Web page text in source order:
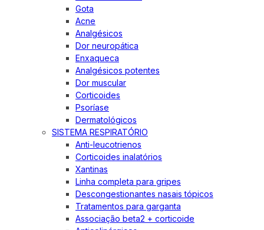
Gota
Acne
Analgésicos
Dor neuropática
Enxaqueca
Analgésicos potentes
Dor muscular
Corticoides
Psoríase
Dermatológicos
SISTEMA RESPIRATÓRIO
Anti-leucotrienos
Corticoides inalatórios
Xantinas
Linha completa para gripes
Descongestionantes nasais tópicos
Tratamentos para garganta
Associação beta2 + corticoide